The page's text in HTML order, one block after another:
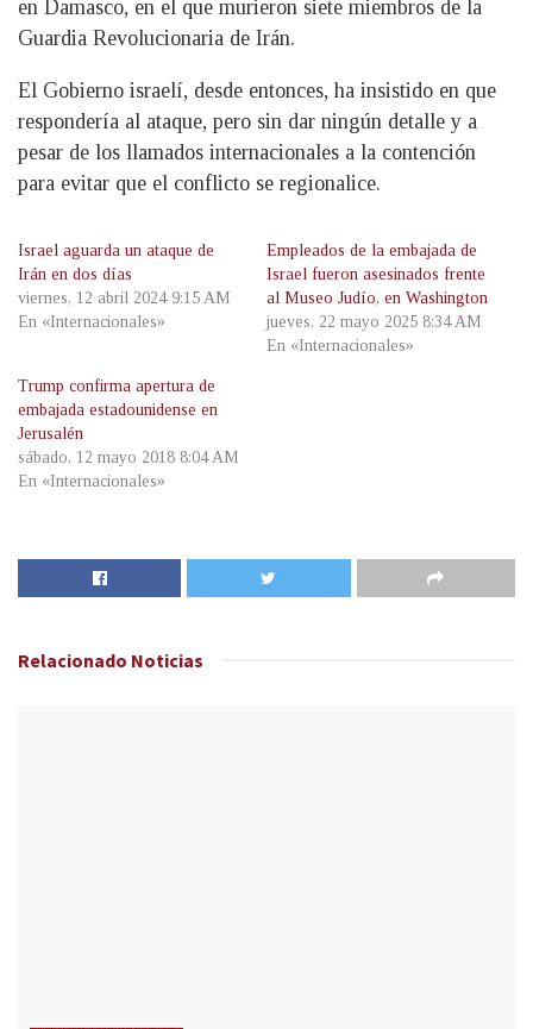
en Damasco, en el que murieron siete miembros de la
Guardia Revolucionaria de Irán.
El Gobierno israelí, desde entonces, ha insistido en que
respondería al ataque, pero sin dar ningún detalle y a
pesar de los llamados internacionales a la contención
para evitar que el conflicto se regionalice.
Israel aguarda un ataque de
Irán en dos días
viernes, 12 abril 2024 9:15 AM
En «Internacionales»
Empleados de la embajada de
Israel fueron asesinados frente
al Museo Judío, en Washington
jueves, 22 mayo 2025 8:34 AM
En «Internacionales»
Trump confirma apertura de
embajada estadounidense en
Jerusalén
sábado, 12 mayo 2018 8:04 AM
En «Internacionales»
Relacionado Noticias